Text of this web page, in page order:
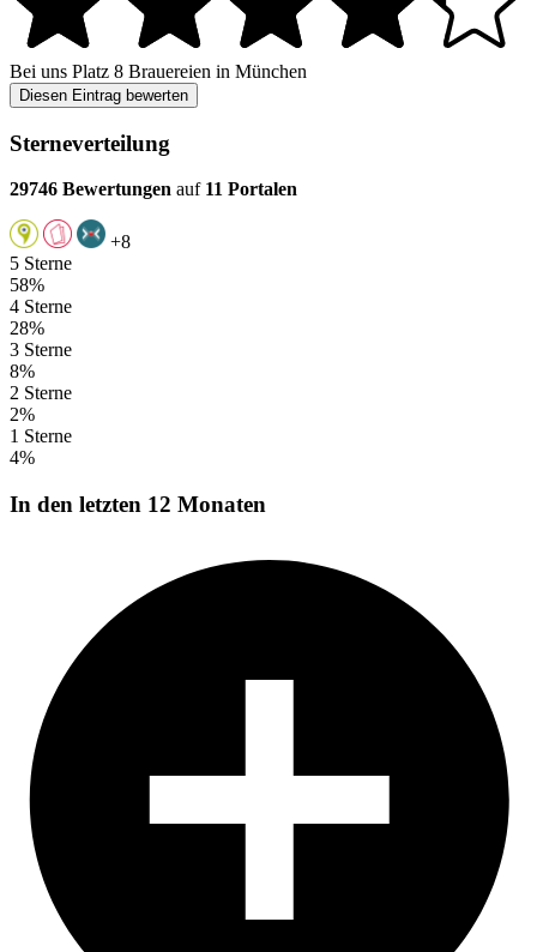
Bei uns Platz 8 Brauereien in München
Diesen Eintrag bewerten
Sterneverteilung
29746 Bewertungen auf 11 Portalen
+8
5 Sterne
58%
4 Sterne
28%
3 Sterne
8%
2 Sterne
2%
1 Sterne
4%
In den letzten 12 Monaten